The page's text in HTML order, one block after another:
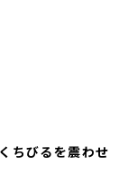
ちびるを震わせ